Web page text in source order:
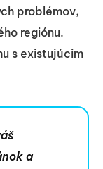
problémov,
regiónu.
s existujúcim
a